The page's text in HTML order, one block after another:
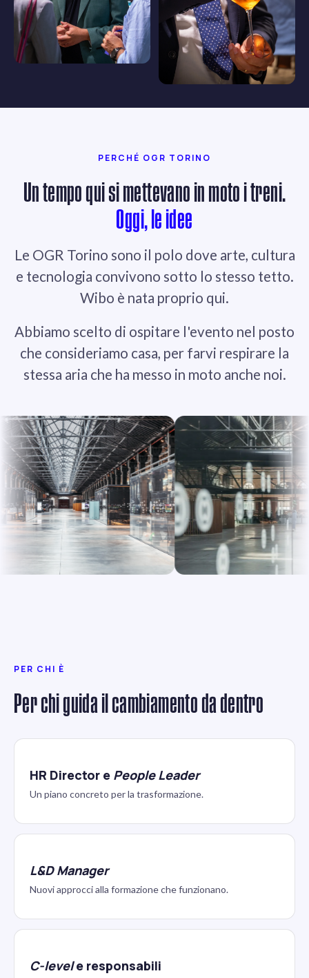
PERCHÉ OGR TORINO
Un tempo qui si mettevano in moto i treni.
Oggi, le idee
Le OGR Torino sono il polo dove arte, cultura
e tecnologia convivono sotto lo stesso tetto.
Wibo è nata proprio qui.
Abbiamo scelto di ospitare l'evento nel posto
che consideriamo casa, per farvi respirare la
stessa aria che ha messo in moto anche noi.
PER CHI È
Per chi guida il cambiamento da dentro
HR Director e People Leader
Un piano concreto per la trasformazione.
L&D Manager
Nuovi approcci alla formazione che funzionano.
C-levele responsabili